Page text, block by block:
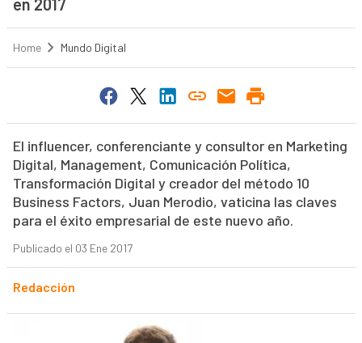
en 2017
Home Mundo Digital
El influencer, conferenciante y consultor en Marketing
Digital, Management, Comunicación Política,
Transformación Digital y creador del método 10
Business Factors, Juan Merodio, vaticina las claves
para el éxito empresarial de este nuevo año.
Publicado el 03 Ene 2017
Redacción